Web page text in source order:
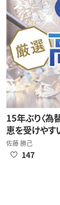
15年ぶり〈為
恵を受けやす
佐藤 勝己
147